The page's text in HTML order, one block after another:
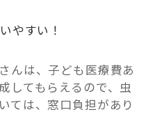
やすい！
んは、子ども医療費あ
してもらえるので、虫
ては、窓口負担があり